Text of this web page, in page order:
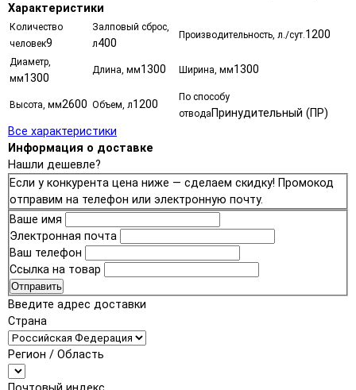
Характеристики
Количество
человек9
Залповый сброс,
л400
Производительность, л./сут.1200
Диаметр,
мм1300
Длина, мм1300 Ширина, мм1300
Высота, мм2600 Объем, л1200
По способу
отвода Принудительный (ПР)
Все характеристики
Информация о доставке
Нашли дешевле?
Если у конкурента цена ниже — сделаем скидку! Промокод
отправим на телефон или электронную почту.
Ваше имя
Электронная почта
Ваш телефон
Ссылка на товар
Отправить
Введите адрес доставки
Страна
Регион / Область